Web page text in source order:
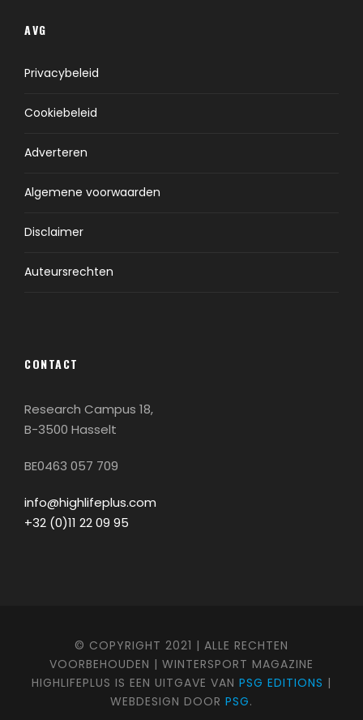
AVG
Privacybeleid
Cookiebeleid
Adverteren
Algemene voorwaarden
Disclaimer
Auteursrechten
CONTACT
Research Campus 18,
B-3500 Hasselt
BE0463 057 709
info@highlifeplus.com
+32 (0)11 22 09 95
© COPYRIGHT 2021 | ALLE RECHTEN
VOORBEHOUDEN | WINTERSPORT MAGAZINE
HIGHLIFEPLUS IS EEN UITGAVE VAN PSG EDITIONS |
WEBDESIGN DOOR PSG.